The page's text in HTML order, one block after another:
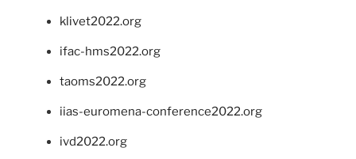
klivet2022.org
ifac-hms2022.org
taoms2022.org
iias-euromena-conference2022.org
ivd2022.org